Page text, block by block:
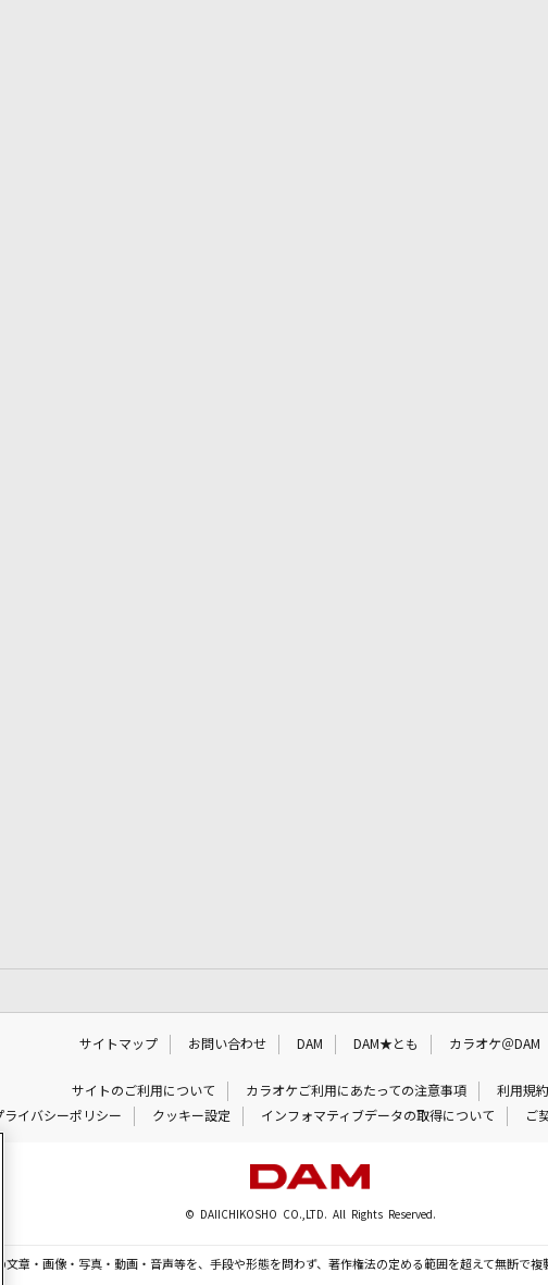
サイトマップ お問い合わせ DAM DAM★とも カラオケ＠DAM
サイトのご利用について カラオケご利用にあたっての注意事項
利用規約
ライバシーポリシー クッキー設定 インフォマティブデータの取得について ご
© DAIICHIKOSHO CO.,LTD. All Rights Reserved.
文章・画像・写真・動画・音声等を、手段や形態を問わず、著作権法の定める範囲を超えて無断で複